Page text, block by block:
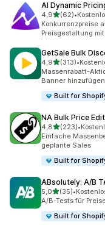
AI Dynamic
4,9von 5 Sternen
(62)
62 Rezensionen
•
Konkurrenzpreise
Preisgestaltung
GetSale Bulk
4,9von 5 Sternen
(313)
313 Rezensionen
•
Massenrabatt-
Banner
Built for
NA Bulk Price
4,8von 5 Sternen
(223)
223 Rezensionen
•
Einfache
geplante Sales
Built for
ABsolutely: A/B
5,0von 5 Sternen
(35)
35 Rezensionen
•
A/B-Tests für
Built for